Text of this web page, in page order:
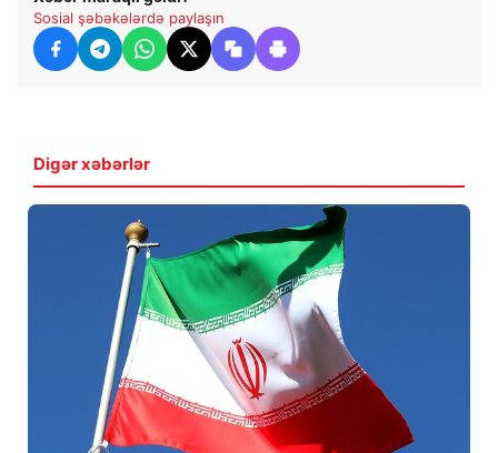
Sosial şəbəkələrdə paylaşın
Digər xəbərlər